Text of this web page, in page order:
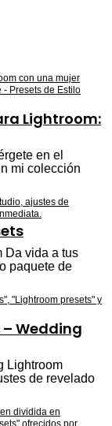
Lightroom:
en el
mi colección
Da vida a tus
paquete de
Wedding
Lightroom
de revelado